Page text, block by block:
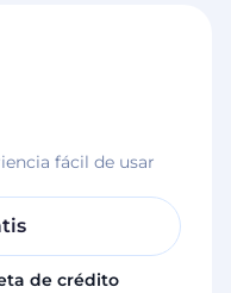
fácil de usar
de crédito